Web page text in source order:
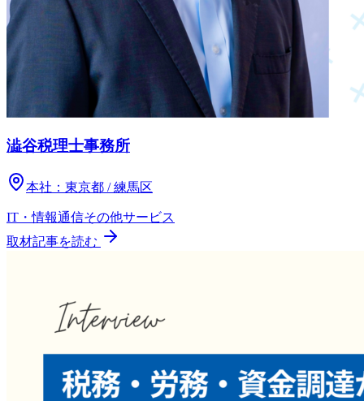
澁谷税理士事務所
本社： 東京都 / 練馬区
IT・情報通信その他サービス
取材記事を読む